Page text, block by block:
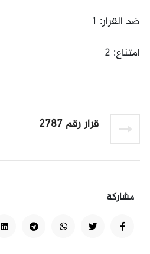
ضد القرار: 1
امتناع: 2
قرار رقم 2787
مشاركة